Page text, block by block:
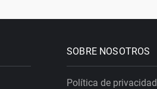
SOBRE NOSOTROS
Política de privacidad